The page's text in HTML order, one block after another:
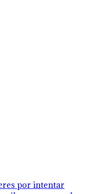
por intentar